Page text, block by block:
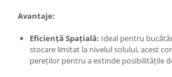
Avantaje:
Eficiență Spațială: Ideal pentru
stocare limitat la nivelul solului, acest
pereților pentru a extinde posibilitățile